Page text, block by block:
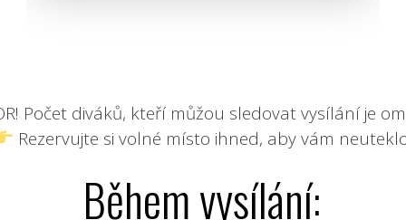
Počet diváků, kteří můžou sledovat vysílání je
Rezervujte si volné místo ihned, aby vám
Během vysílání: